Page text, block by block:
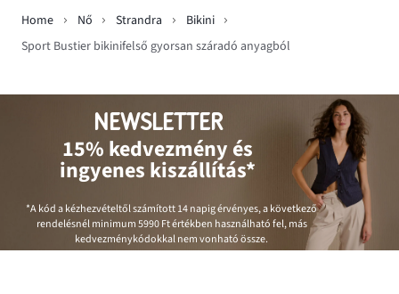
Home Nő Strandra
Bikini
Sport Bustier bikinifelső gyorsan száradó anyagból
NEWSLETTER
15% kedvezmény és
ingyenes kiszállítás*
*A kód a kézhezvételtől számított 14 napig érvényes, a következő
rendelésnél minimum5990 Ftértékben használható fel, más
kedvezménykódokkal nem vonható össze.